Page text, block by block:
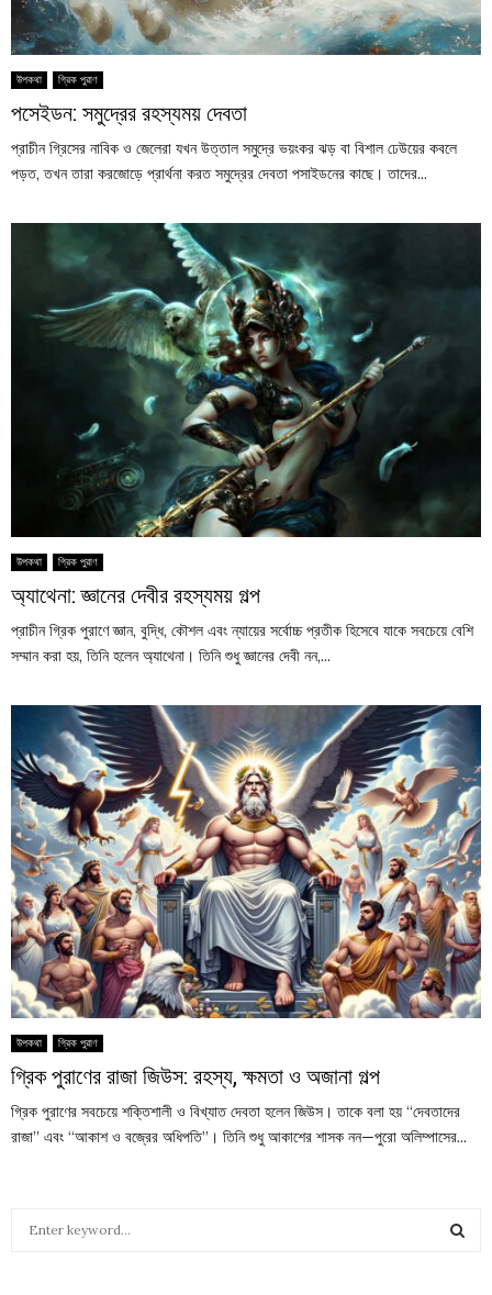
উপকথা গ্রিক পুরাণ
পসেইডন: সমুদ্রের রহস্যময় দেবতা
প্রাচীন গ্রিসের নাবিক ও জেলেরা যখন উত্তাল সমুদ্রে ভয়ংকর ঝড় বা বিশাল ঢেউয়ের কবলে
পড়ত, তখন তারা করজোড়ে প্রার্থনা করত সমুদ্রের দেবতা পসাইডনের কাছে। তাদের...
উপকথা গ্রিক পুরাণ
অ্যাথেনা: জ্ঞানের দেবীর রহস্যময় গল্প
প্রাচীন গ্রিক পুরাণে জ্ঞান, বুদ্ধি, কৌশল এবং ন্যায়ের সর্বোচ্চ প্রতীক হিসেবে যাকে সবচেয়ে বেশি
সম্মান করা হয়, তিনি হলেন অ্যাথেনা। তিনি শুধু জ্ঞানের দেবী নন,...
উপকথা গ্রিক পুরাণ
গ্রিক পুরাণের রাজা জিউস: রহস্য, ক্ষমতা ও অজানা গল্প
গ্রিক পুরাণের সবচেয়ে শক্তিশালী ও বিখ্যাত দেবতা হলেন জিউস। তাকে বলা হয় “দেবতাদের
রাজা” এবং “আকাশ ও বজ্রের অধিপতি”। তিনি শুধু আকাশের শাসক নন—পুরো অলিম্পাসের...